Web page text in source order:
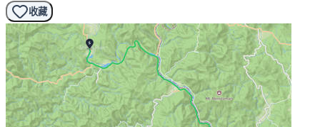
收藏